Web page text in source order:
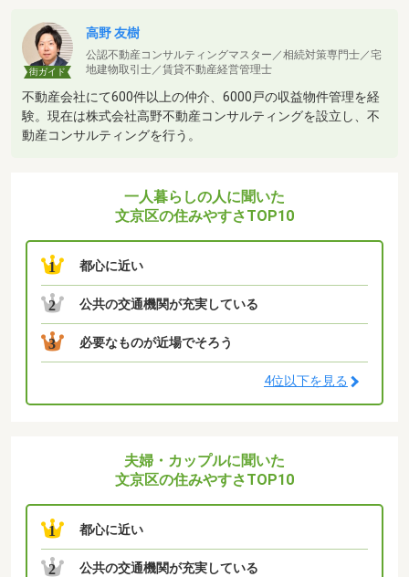
街ガイド
高野 友樹
公認不動産コンサルティングマスター／相続対策専門士／宅
地建物取引士／賃貸不動産経営管理士
不動産会社にて600件以上の仲介、6000戸の収益物件管理を経
験。現在は株式会社高野不動産コンサルティングを設立し、不
動産コンサルティングを行う。
一人暮らしの人に聞いた
文京区の住みやすさTOP10
1 都心に近い
2 公共の交通機関が充実している
3 必要なものが近場でそろう
4位以下を見る
夫婦・カップルに聞いた
文京区の住みやすさTOP10
1 都心に近い
2 公共の交通機関が充実している